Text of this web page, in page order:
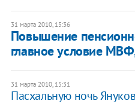
31 марта 2010, 15:36
Повышение
главное условие
31 марта 2010, 15:31
Пасхальную ночь